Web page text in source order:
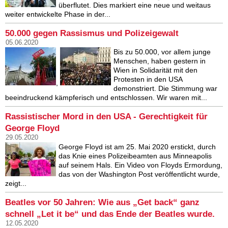
überflutet. Dies markiert eine neue und weitaus
weiter entwickelte Phase in der...
50.000 gegen Rassismus und Polizeigewalt
05.06.2020
,
Bis zu 50.000, vor allem junge
Menschen, haben gestern in
Wien in Solidarität mit den
Protesten in den USA
demonstriert. Die Stimmung war
beeindruckend kämpferisch und entschlossen. Wir waren mit...
Rassistischer Mord in den USA - Gerechtigkeit für
George Floyd
29.05.2020
George Floyd ist am 25. Mai 2020 erstickt, durch
das Knie eines Polizeibeamten aus Minneapolis
auf seinem Hals. Ein Video von Floyds Ermordung,
das von der Washington Post veröffentlicht wurde,
zeigt...
Beatles vor 50 Jahren: Wie aus „Get back“ ganz
schnell „Let it be“ und das Ende der Beatles wurde.
12.05.2020